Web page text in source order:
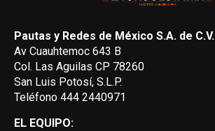
Pautas y Redes de México S.A. de C.V.
Av Cuauhtemoc 643 B
Col. Las Aguilas CP 78260
San Luis Potosí, S.L.P.
Teléfono 444 2440971
EL EQUIPO: